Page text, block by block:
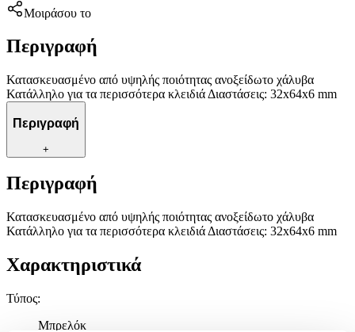
Μοιράσου το
Περιγραφή
Κατασκευασμένο από υψηλής ποιότητας ανοξείδωτο χάλυβα
Κατάλληλο για τα περισσότερα κλειδιά Διαστάσεις: 32x64x6 mm
Περιγραφή
+
Περιγραφή
Κατασκευασμένο από υψηλής ποιότητας ανοξείδωτο χάλυβα
Κατάλληλο για τα περισσότερα κλειδιά Διαστάσεις: 32x64x6 mm
Χαρακτηριστικά
Τύπος:
Μπρελόκ